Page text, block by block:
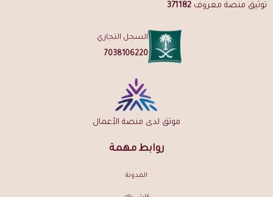
روابط مهمة
المدونة
توثيق منصة معروف 371182
السجل التجاري
7038106220
موثق لدى منصة الأعمال